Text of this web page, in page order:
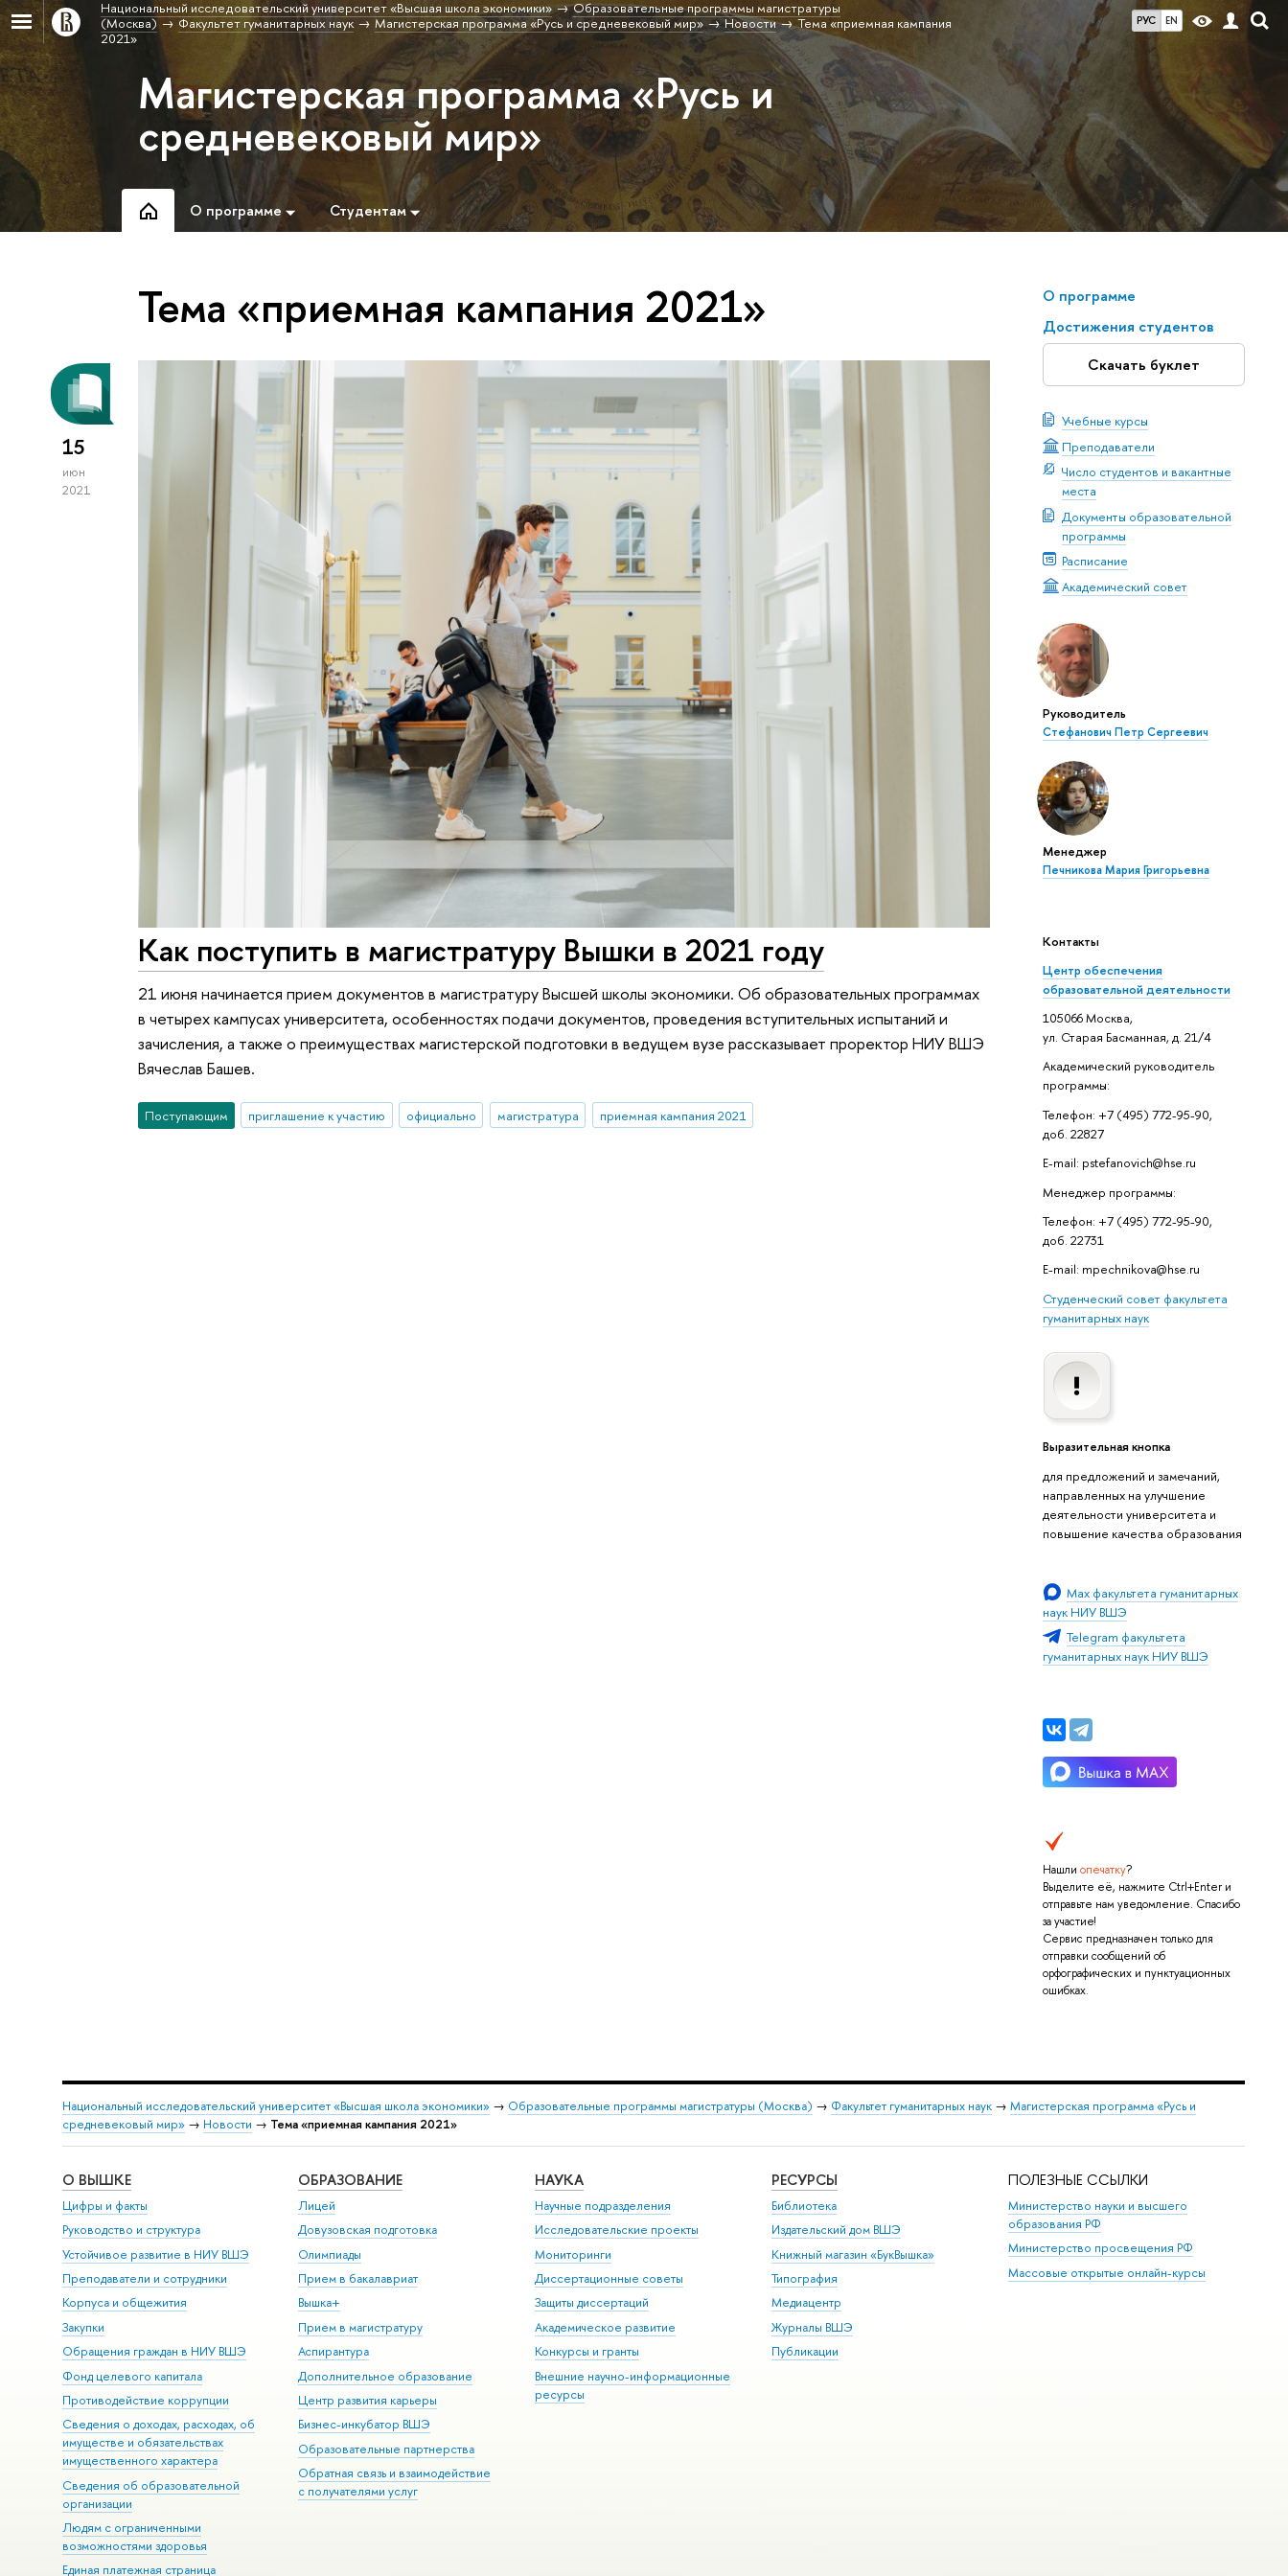
РУС EN
Национальный исследовательский университет «Высшая школа экономики»
Образовательные программы магистратуры
(Москва)
Факультет гуманитарных наук Магистерская программа «Русь и средневековый мир» Новости
Тема «приемная кампания
2021»
Магистерская программа «Русь и
средневековый мир»
О программе Студентам
О программе
Достижения студентов
Скачать буклет
Учебные курсы
Преподаватели
Число студентов и вакантные
места
Документы образовательной
программы
Расписание
Академический совет
Руководитель
Стефанович Петр Сергеевич
Менеджер
Печникова Мария Григорьевна
Контакты
Центр обеспечения
образовательной деятельности
105066 Москва,
ул. Старая Басманная, д. 21/4
Академический руководитель
программы:
Телефон: +7 (495) 772-95-90,
доб. 22827
E-mail: pstefanovich@hse.ru
Менеджер программы:
Телефон: +7 (495) 772-95-90,
доб. 22731
E-mail: mpechnikova@hse.ru
Студенческий совет факультета
гуманитарных наук
Выразительная кнопка
для предложений и замечаний,
направленных на улучшение
деятельности университета и
повышение качества образования
Мах факультета гуманитарных
наук НИУ ВШЭ
Telegram факультета
гуманитарных наук НИУ ВШЭ
Нашли опечатку?
Выделите её, нажмите Ctrl+Enter и
отправьте нам уведомление. Спасибо
за участие!
Сервис предназначен только для
отправки сообщений об
орфографических и пунктуационных
ошибках.
Тема «приемная кампания 2021»
15
июн
2021
Как поступить в магистратуру Вышки в 2021 году
21 июня начинается прием документов в магистратуру Высшей школы экономики. Об образовательных программах
в четырех кампусах университета, особенностях подачи документов, проведения вступительных испытаний и
зачисления, а также о преимуществах магистерской подготовки в ведущем вузе рассказывает проректор НИУ ВШЭ
Вячеслав Башев.
Поступающим приглашение к участию официально магистратура приемная кампания 2021
Национальный исследовательский университет «Высшая школа экономики» → Образовательные программы магистратуры (Москва) → Факультет гуманитарных наук→ Магистерская программа «Русь и
средневековый мир» → Новости → Тема «приемная кампания 2021»
О ВЫШКЕ
Цифры и факты
Руководство и структура
Устойчивое развитие в НИУ ВШЭ
Преподаватели и сотрудники
Корпуса и общежития
Закупки
Обращения граждан в НИУ ВШЭ
Фонд целевого капитала
Противодействие коррупции
Сведения о доходах, расходах, об
имуществе и обязательствах
имущественного характера
Сведения об образовательной
организации
Людям с ограниченными
возможностями здоровья
Единая платежная страница
ОБРАЗОВАНИЕ
Лицей
Довузовская подготовка
Олимпиады
Прием в бакалавриат
Вышка+
Прием в магистратуру
Аспирантура
Дополнительное образование
Центр развития карьеры
Бизнес-инкубатор ВШЭ
Образовательные партнерства
Обратная связь и взаимодействие
с получателями услуг
НАУКА
Научные подразделения
Исследовательские проекты
Мониторинги
Диссертационные советы
Защиты диссертаций
Академическое развитие
Конкурсы и гранты
Внешние научно-информационные
ресурсы
РЕСУРСЫ
Библиотека
Издательский дом ВШЭ
Книжный магазин «БукВышка»
Типография
Медиацентр
Журналы ВШЭ
Публикации
ПОЛЕЗНЫЕ ССЫЛКИ
Министерство науки и высшего
образования РФ
Министерство просвещения РФ
Массовые открытые онлайн-курсы